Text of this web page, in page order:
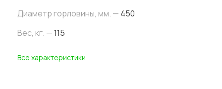
Диаметр горловины, мм. — 450
Вес, кг. —115
Все характеристики